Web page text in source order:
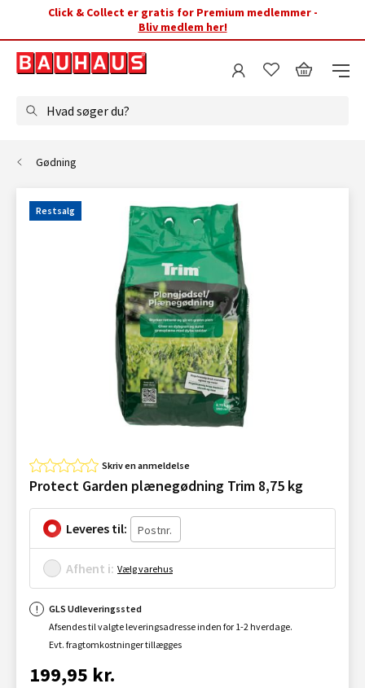
Click & Collect er gratis for Premium medlemmer -
Bliv medlem her!
Hvad søger du?
Gødning
Restsalg
Skriv en anmeldelse
Protect Garden plænegødning Trim 8,75 kg
Leveres til:
Afhent i: Vælg varehus
GLS Udleveringssted
Afsendes til valgte leveringsadresse inden for 1-2 hverdage.
Evt. fragtomkostninger tillægges
199,95 kr.